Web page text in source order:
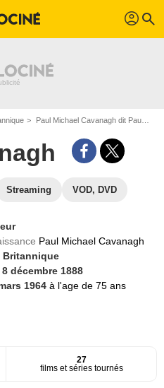
profil search
Paul Michael Cavanagh dit Paul Cavanagh
Streaming VOD, DVD
Paul Michael Cavanagh
Britannique
8 décembre 1888
1964à l'age de 75 ans
27
films et séries tournés